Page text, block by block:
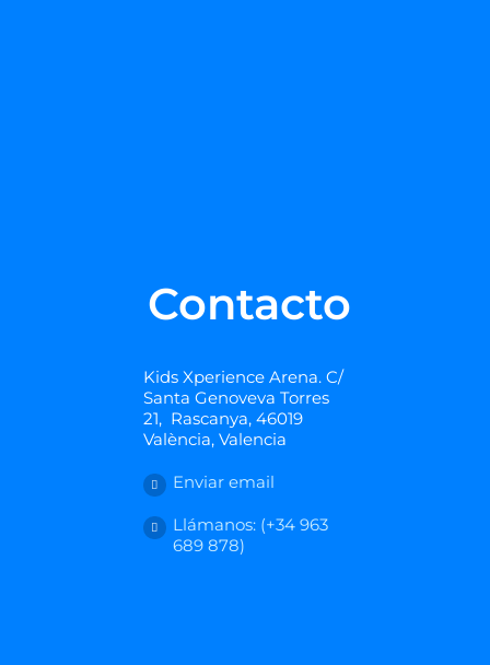
Contacto
Kids Xperience Arena. C/
Santa Genoveva Torres
21, Rascanya, 46019
València, Valencia
Enviar email
Llámanos: (+34 963
689 878)